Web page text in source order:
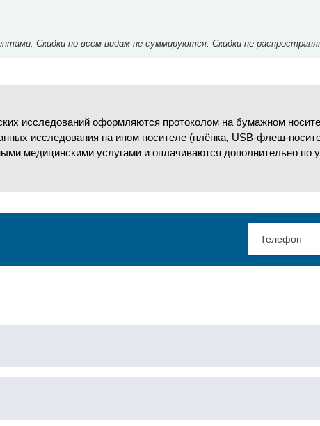
Скидки по всем видам не суммируются. Скидки не
исследований оформляются протоколом на бумажном
исследования на ином носителе (плёнка, USB-флеш-
медицинскими услугами и оплачиваются дополнительно